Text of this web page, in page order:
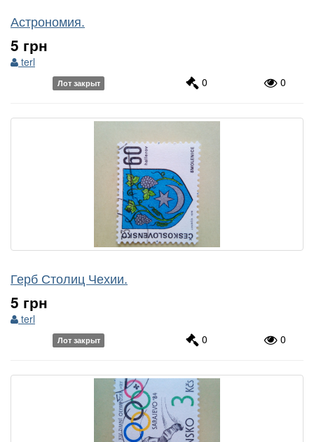
Астрономия.
5 грн
terl
Лот закрыт 0 0
Герб Столиц Чехии.
5 грн
terl
Лот закрыт 0 0